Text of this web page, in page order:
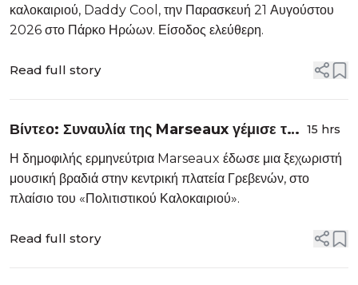
καλοκαιριού, Daddy Cool, την Παρασκευή 21 Αυγούστου
2026 στο Πάρκο Ηρώων. Είσοδος ελεύθερη.
Read full story
Βίντεο: Συναυλία της Marseaux γέμισε την
πλατεία Γρεβενών με νεανική ενέργεια
15 hrs
Η δημοφιλής ερμηνεύτρια Marseaux έδωσε μια ξεχωριστή
μουσική βραδιά στην κεντρική πλατεία Γρεβενών, στο
πλαίσιο του «Πολιτιστικού Καλοκαιριού».
Read full story